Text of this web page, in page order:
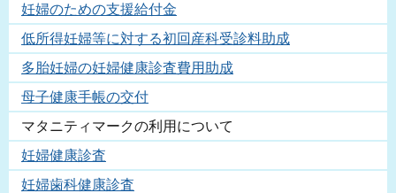
妊婦のための支援給付金
低所得妊婦等に対する初回産科受診料助成
多胎妊婦の妊婦健康診査費用助成
母子健康手帳の交付
マタニティマークの利用について
妊婦健康診査
妊婦歯科健康診査